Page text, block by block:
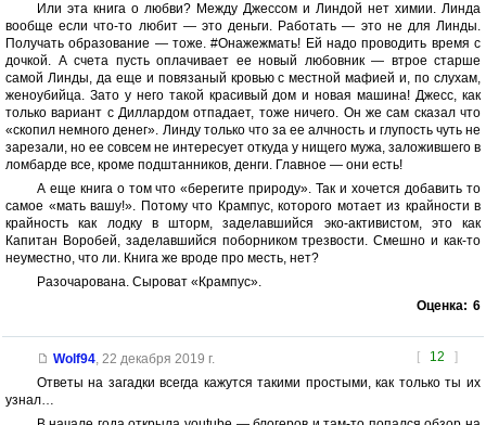
Или эта книга о любви? Между Джессом и Линдой нет химии. Линда
вообще если что-то любит — это деньги. Работать — это не для Линды.
Получать образование — тоже. #Онажежмать! Ей надо проводить время с
дочкой. А счета пусть оплачивает ее новый любовник — втрое старше
самой Линды, да еще и повязаный кровью с местной мафией и, по слухам,
женоубийца. Зато у него такой красивый дом и новая машина! Джесс, как
только вариант с Диллардом отпадает, тоже ничего. Он же сам сказал что
«скопил немного денег». Линду только что за ее алчность и глупость чуть не
зарезали, но ее совсем не интересует откуда у нищего мужа, заложившего в
ломбарде все, кроме подштанников, денги. Главное — они есть!
А еще книга о том что «берегите природу». Так и хочется добавить то
самое «мать вашу!». Потому что Крампус, которого мотает из крайности в
крайность как лодку в шторм, заделавшийся эко-активистом, это как
Капитан Воробей, заделавшийся поборником трезвости. Смешно и как-то
неуместно, что ли. Книга же вроде про месть, нет?
Разочарована. Сыроват «Крампус».
Оценка: 6
[ 12 ]
Wolf94, 22 декабря 2019 г.
Ответы на загадки всегда кажутся такими простыми, как только ты их
узнал…